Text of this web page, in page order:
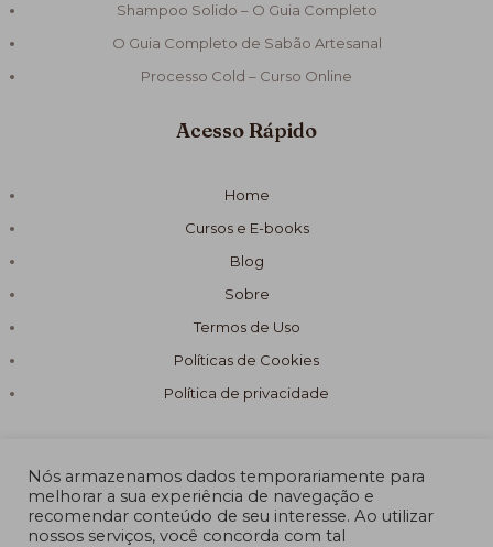
Shampoo Solido – O Guia Completo
O Guia Completo de Sabão Artesanal
Processo Cold – Curso Online
Acesso Rápido
Home
Cursos e E-books
Blog
Sobre
Termos de Uso
Políticas de Cookies
Política de privacidade
© 2026 Fórmula Sabão Artesanal
Nós armazenamos dados temporariamente para
melhorar a sua experiência de navegação e
recomendar conteúdo de seu interesse. Ao utilizar
nossos serviços, você concorda com tal